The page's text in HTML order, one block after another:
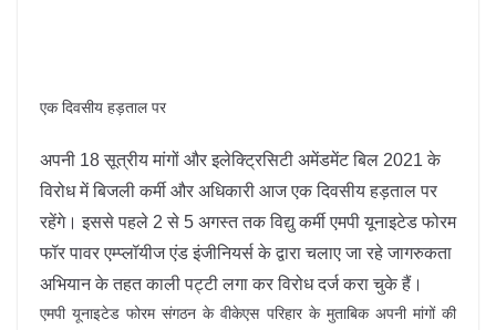
एक दिवसीय हड़ताल पर
अपनी 18 सूत्रीय मांगों और इलेक्ट्रिसिटी अमेंडमेंट बिल 2021 के
विरोध में बिजली कर्मी और अधिकारी आज एक दिवसीय हड़ताल पर
रहेंगे। इससे पहले 2 से 5 अगस्त तक विद्यु कर्मी एमपी यूनाइटेड फोरम
फॉर पावर एम्प्लॉयीज एंड इंजीनियर्स के द्वारा चलाए जा रहे जागरुकता
अभियान के तहत काली पट्टी लगा कर विरोध दर्ज करा चुके हैं।
एमपी यूनाइटेड फोरम संगठन के वीकेएस परिहार के मुताबिक अपनी मांगों की